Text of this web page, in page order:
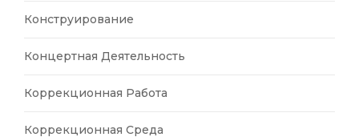
Конструирование
Концертная Деятельность
Коррекционная Работа
Коррекционная Среда